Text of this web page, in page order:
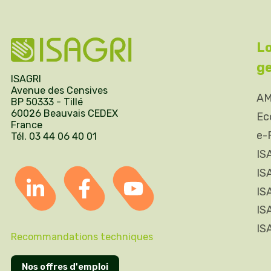
ISAGRI
Avenue des Censives
BP 50333 - Tillé
60026 Beauvais CEDEX
France
Tél. 03 44 06 40 01
Recommandations techniques
Nos offres d'emploi
e-